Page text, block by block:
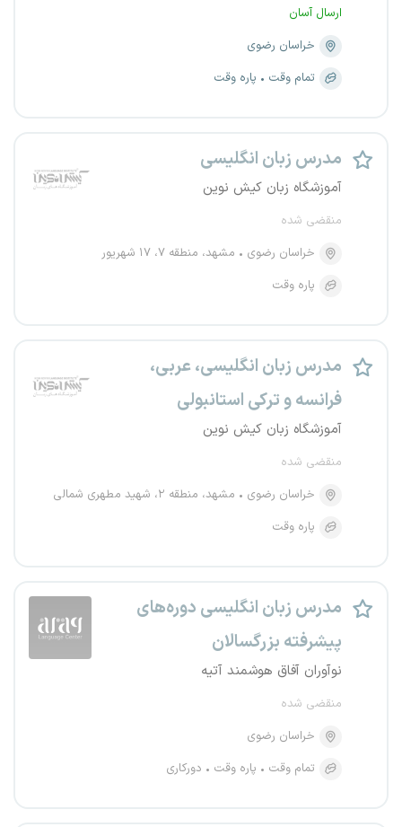
ارسال آسان
خراسان رضوی
تمام وقت
پاره وقت
مدرس زبان انگلیسی
آموزشگاه زبان کیش نوین
منقضی شده
خراسان رضوی
مشهد، منطقه ۷، ۱۷ شهریور
پاره وقت
مدرس زبان انگلیسی، عربی،
فرانسه و ترکی استانبولی
آموزشگاه زبان کیش نوین
منقضی شده
خراسان رضوی
مشهد، منطقه ۲، شهید مطهری شمالی
پاره وقت
مدرس زبان انگلیسی دوره‌های
پیشرفته بزرگسالان
نوآوران آفاق هوشمند آتیه
منقضی شده
خراسان رضوی
تمام وقت
پاره وقت دورکاری